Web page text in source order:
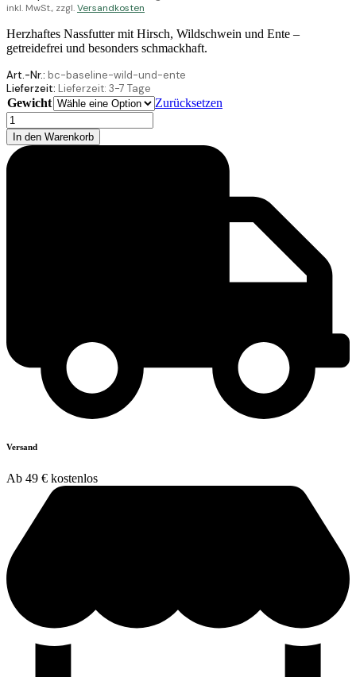
inkl. MwSt., zzgl.Versandkosten
Herzhaftes Nassfutter mit Hirsch, Wildschwein und Ente –
getreidefrei und besonders schmackhaft.
Art.-Nr.: bc-baseline-wild-und-ente
Lieferzeit: Lieferzeit: 3-7 Tage
Gewicht
Zurücksetzen
Belcando
Baseline
Wild
&
In den Warenkorb
Versand
Ab 49 € kostenlos